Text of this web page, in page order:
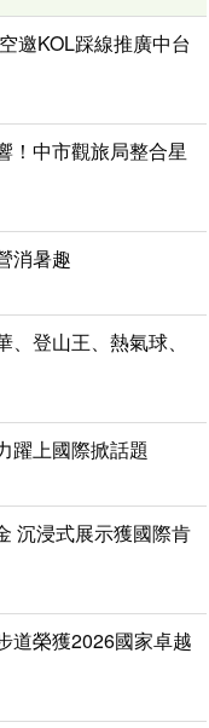
邀KOL踩線推廣中台
！中市觀旅局整合星
消暑趣
登山王、熱氣球、
躍上國際掀話題
沉浸式展示獲國際肯
道榮獲2026國家卓越